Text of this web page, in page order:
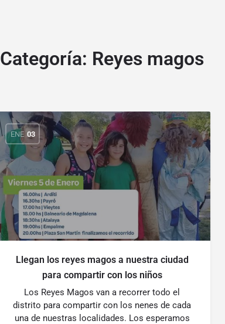
Categoría: Reyes magos
ENE 03
Llegan los reyes magos a nuestra ciudad
para compartir con los niños
Los Reyes Magos van a recorrer todo el
distrito para compartir con los nenes de cada
una de nuestras localidades. Los esperamos